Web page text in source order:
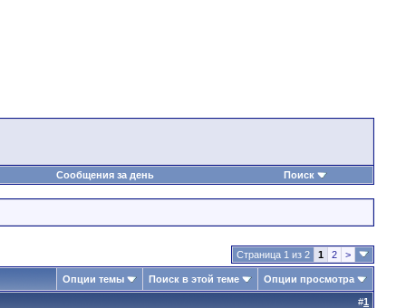
Сообщения за день Поиск
Страница 1 из 2 1 2 >
Опции темы Поиск в этой теме Опции просмотра
#1